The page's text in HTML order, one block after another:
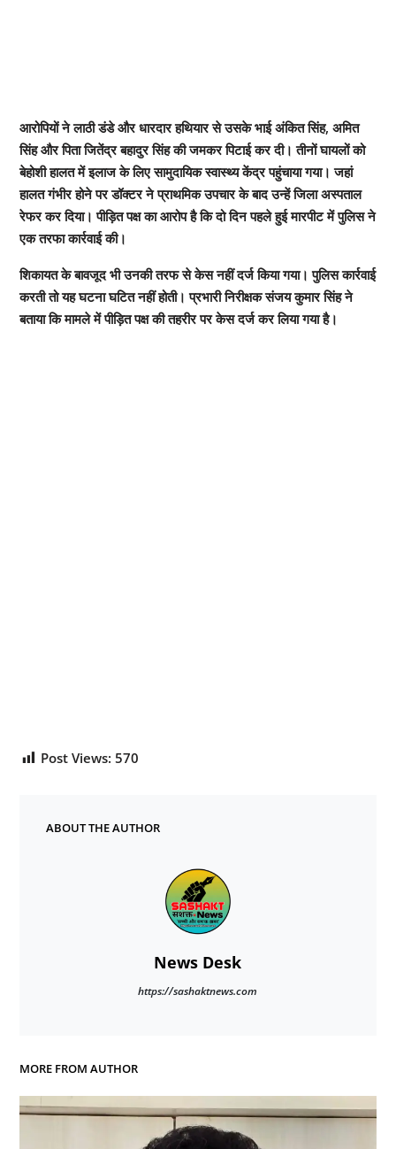
आरोपियों ने लाठी डंडे और धारदार हथियार से उसके भाई अंकित सिंह, अमित
सिंह और पिता जितेंद्र बहादुर सिंह की जमकर पिटाई कर दी। तीनों घायलों को
बेहोशी हालत में इलाज के लिए सामुदायिक स्वास्थ्य केंद्र पहुंचाया गया। जहां
हालत गंभीर होने पर डॉक्टर ने प्राथमिक उपचार के बाद उन्हें जिला अस्पताल
रेफर कर दिया। पीड़ित पक्ष का आरोप है कि दो दिन पहले हुई मारपीट में पुलिस ने
एक तरफा कार्रवाई की।
शिकायत के बावजूद भी उनकी तरफ से केस नहीं दर्ज किया गया। पुलिस कार्रवाई
करती तो यह घटना घटित नहीं होती। प्रभारी निरीक्षक संजय कुमार सिंह ने
बताया कि मामले में पीड़ित पक्ष की तहरीर पर केस दर्ज कर लिया गया है।
Post Views: 570
ABOUT THE AUTHOR
News Desk
https://sashaktnews.com
MORE FROM AUTHOR